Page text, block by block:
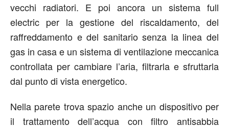
vecchi radiatori. E poi ancora un sistema full
electric per la gestione del riscaldamento, del
raffreddamento e del sanitario senza la linea del
gas in casa e un sistema di ventilazione meccanica
controllata per cambiare l’aria, filtrarla e sfruttarla
dal punto di vista energetico.
Nella parete trova spazio anche un dispositivo per
il trattamento dell’acqua con filtro antisabbia